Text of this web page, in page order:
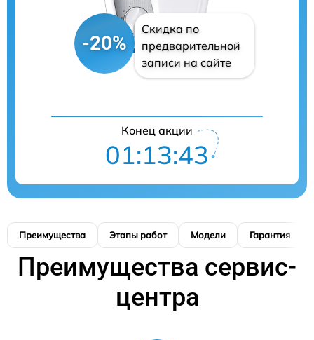
-20%
Скидка по
предварительной
записи на сайте
Конец акции
01:13:42
Преимущества Этапы работ Модели Гарантия
Преимущества сервис-
центра